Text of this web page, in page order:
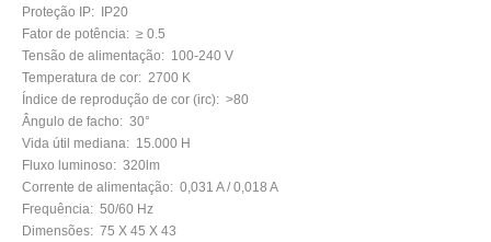
Proteção IP: IP20
Fator de potência: ≥ 0.5
Tensão de alimentação: 100-240 V
Temperatura de cor: 2700 K
Índice de reprodução de cor (irc): >80
Ângulo de facho: 30°
Vida útil mediana: 15.000 H
Fluxo luminoso: 320lm
Corrente de alimentação: 0,031 A / 0,018 A
Frequência: 50/60 Hz
Dimensões: 75 X 45 X 43